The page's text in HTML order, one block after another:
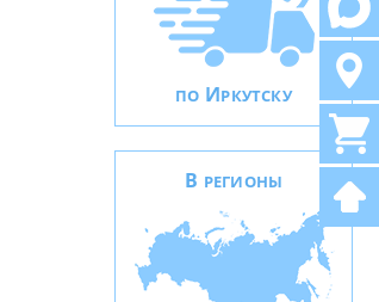
ПО ИРКУТСКУ
В РЕГИОНЫ